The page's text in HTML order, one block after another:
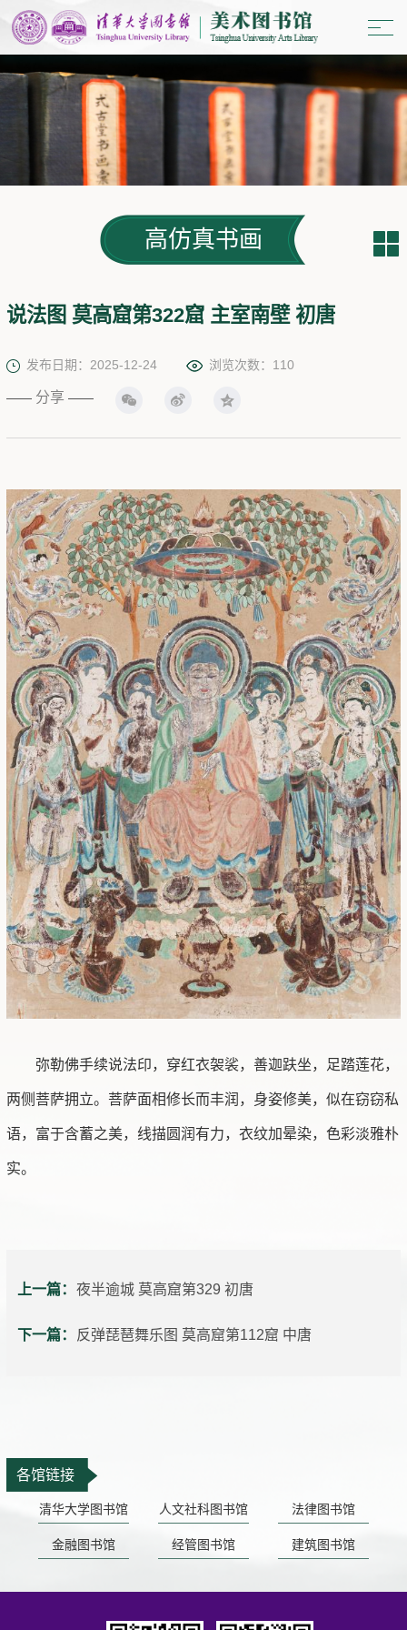
高仿真书画
说法图 莫高窟第322窟 主室南壁 初唐
发布日期：2025-12-24 浏览次数： 110
—— 分享 ——
弥勒佛手续说法印，穿红衣袈裟，善迦趺坐，足踏莲花，
两侧菩萨拥立。菩萨面相修长而丰润，身姿修美，似在窃窃私
语，富于含蓄之美，线描圆润有力，衣纹加晕染，色彩淡雅朴
实。
上一篇： 夜半逾城 莫高窟第329 初唐
下一篇： 反弹琵琶舞乐图 莫高窟第112窟 中唐
各馆链接
清华大学图书馆 人文社科图书馆 法律图书馆
金融图书馆 经管图书馆 建筑图书馆